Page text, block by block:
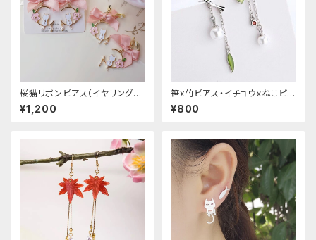
桜猫リボンピアス（イヤリング変
更可能
¥1,200
笹x竹ピアス・イチョウｘねこピア
ス
¥800